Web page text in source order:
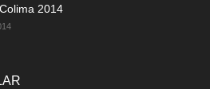
2014